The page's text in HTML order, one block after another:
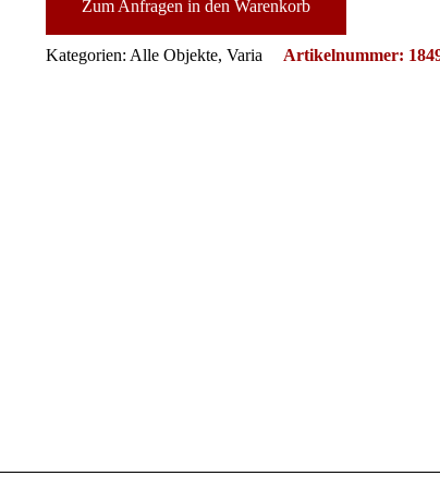
Hälfte
Jh.
Menge
Zum Anfragen in den Warenkorb
Kategorien: Alle Objekte, Varia Artikelnummer: